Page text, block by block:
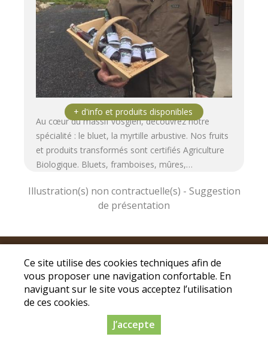
Au cœur du massif vosgien, découvrez notre
spécialité : le bluet, la myrtille arbustive. Nos fruits
et produits transformés sont certifiés Agriculture
Biologique. Bluets, framboises, mûres,…
Conditions Générales de
Ventes|Protection des données personnelles
© Copyright 2026 - Drive fermier Saint Dié -
Tous droits réservés
Dynapse- Partenaire numérique
des circuits courts.
Ce site utilise des cookies techniques afin de
vous proposer une navigation confortable. En
naviguant sur le site vous acceptez l’utilisation
de ces cookies.
J’accepte